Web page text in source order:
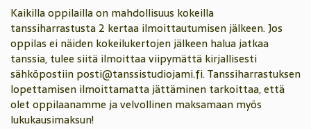
Kaikilla oppilailla on mahdollisuus kokeilla
tanssiharrastusta 2 kertaa ilmoittautumisen jälkeen. Jos
oppilas ei näiden kokeilukertojen jälkeen halua jatkaa
tanssia, tulee siitä ilmoittaa viipymättä kirjallisesti
sähköpostiin posti@tanssistudiojami.fi. Tanssiharrastuksen
lopettamisen ilmoittamatta jättäminen tarkoittaa, että
olet oppilaanamme ja velvollinen maksamaan myös
lukukausimaksun!